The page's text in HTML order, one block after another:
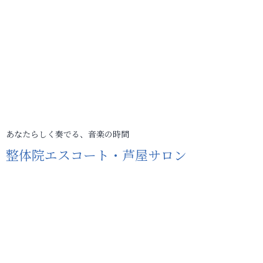
あなたらしく奏でる、音楽の時間
整体院エスコート・芦屋サロン